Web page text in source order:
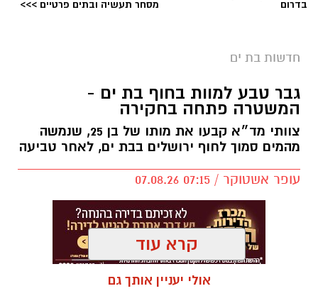
צילומים: משרד הבריאות
משרד הבריאות פרסם אזהרה לציבור מפני שימוש
במוצרי שיער נוספים שנתפסו במסגרת מבצע
ההחלקות".
האזהרה מתפרסמת לאחר שבדיקות מעבדה
הושלמו לכלל המוצרים שנאספו במהלך המבצע,
ובהמשך להודעת משרד הבריאות שפורסמה בחודש
בדרום מסחר תעשיה ובתים פרטיים >>>
חדשות בת ים
גבר טבע למוות בחוף בת ים -
המשטרה פתחה בחקירה
צוותי מד״א קבעו את מותו של בן 25, שנמשה
מהמים סמוך לחוף ירושלים בבת ים, לאחר טביעה
עופר אשטוקר / 07:15 07.08.26
קרא עוד
אולי יעניין אותך גם